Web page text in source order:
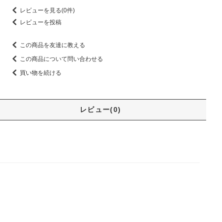
レビューを見る(0件)
レビューを投稿
この商品を友達に教える
この商品について問い合わせる
買い物を続ける
レビュー(0)